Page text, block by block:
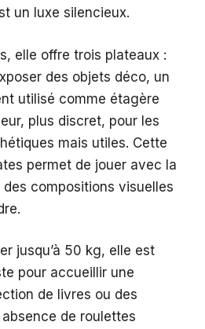
un luxe silencieux.
elle offre trois plateaux :
des objets déco, un
utilisé comme étagère
plus discret, pour les
mais utiles. Cette
permet de jouer avec la
compositions visuelles
jusqu’à 50 kg, elle est
pour accueillir une
de livres ou des
de roulettes